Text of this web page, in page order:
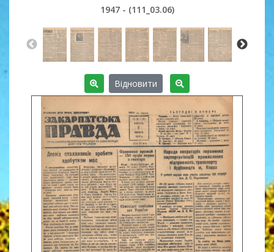
1947 - (111_03.06)
Відновити